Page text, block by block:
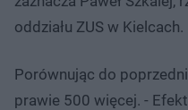
oddziału ZUS w Kielcach.
Porównując do
prawie 500 więcej. -